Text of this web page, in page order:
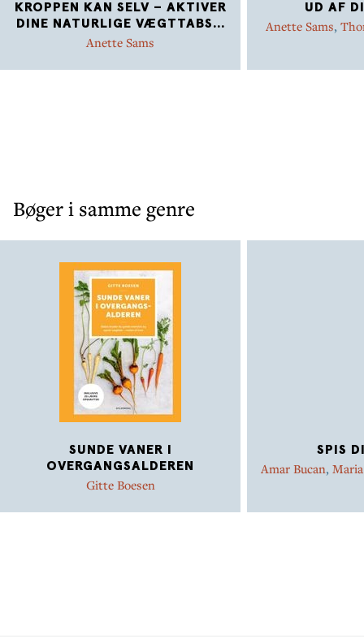
KROPPEN KAN SELV – AKTIVER
DINE NATURLIGE VÆGTTABS...
Anette Sams
UD AF
Anette Sams,
Bøger i samme genre
SUNDE VANER I
OVERGANGSALDEREN
Gitte Boesen
SPIS
Amar Bucan,